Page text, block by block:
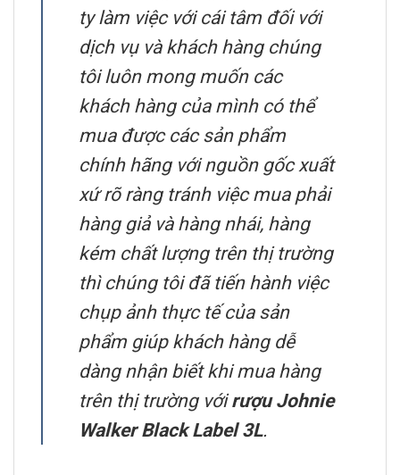
ty làm việc với cái tâm đối với
dịch vụ và khách hàng chúng
tôi luôn mong muốn các
khách hàng của mình có thể
mua được các sản phẩm
chính hãng với nguồn gốc xuất
xứ rõ ràng tránh việc mua phải
hàng giả và hàng nhái, hàng
kém chất lượng trên thị trường
thì chúng tôi đã tiến hành việc
chụp ảnh thực tế của sản
phẩm giúp khách hàng dễ
dàng nhận biết khi mua hàng
trên thị trường vớirượu Johnie
Walker Black Label 3L.